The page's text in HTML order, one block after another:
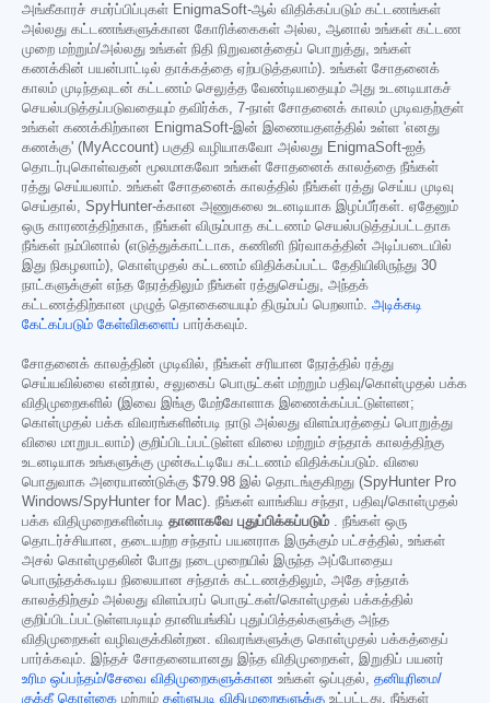
அங்கீகாரச் சமர்ப்பிப்புகள் EnigmaSoft-ஆல் விதிக்கப்படும் கட்டணங்கள்
அல்லது கட்டணங்களுக்கான கோரிக்கைகள் அல்ல, ஆனால் உங்கள் கட்டண
முறை மற்றும்/அல்லது உங்கள் நிதி நிறுவனத்தைப் பொறுத்து, உங்கள்
கணக்கின் பயன்பாட்டில் தாக்கத்தை ஏற்படுத்தலாம்). உங்கள் சோதனைக்
காலம் முடிந்தவுடன் கட்டணம் செலுத்த வேண்டியதையும் அது உடனடியாகச்
செயல்படுத்தப்படுவதையும் தவிர்க்க, 7-நாள் சோதனைக் காலம் முடிவதற்குள்
உங்கள் கணக்கிற்கான EnigmaSoft-இன் இணையதளத்தில் உள்ள 'எனது
கணக்கு' (MyAccount) பகுதி வழியாகவோ அல்லது EnigmaSoft-ஐத்
தொடர்புகொள்வதன் மூலமாகவோ உங்கள் சோதனைக் காலத்தை நீங்கள்
ரத்து செய்யலாம். உங்கள் சோதனைக் காலத்தில் நீங்கள் ரத்து செய்ய முடிவு
செய்தால், SpyHunter-க்கான அணுகலை உடனடியாக இழப்பீர்கள். ஏதேனும்
ஒரு காரணத்திற்காக, நீங்கள் விரும்பாத கட்டணம் செயல்படுத்தப்பட்டதாக
நீங்கள் நம்பினால் (எடுத்துக்காட்டாக, கணினி நிர்வாகத்தின் அடிப்படையில்
இது நிகழலாம்), கொள்முதல் கட்டணம் விதிக்கப்பட்ட தேதியிலிருந்து 30
நாட்களுக்குள் எந்த நேரத்திலும் நீங்கள் ரத்துசெய்து, அந்தக்
கட்டணத்திற்கான முழுத் தொகையையும் திரும்பப் பெறலாம். அடிக்கடி
கேட்கப்படும் கேள்விகளைப் பார்க்கவும்.
சோதனைக் காலத்தின் முடிவில், நீங்கள் சரியான நேரத்தில் ரத்து
செய்யவில்லை என்றால், சலுகைப் பொருட்கள் மற்றும் பதிவு/கொள்முதல் பக்க
விதிமுறைகளில் (இவை இங்கு மேற்கோளாக இணைக்கப்பட்டுள்ளன;
கொள்முதல் பக்க விவரங்களின்படி நாடு அல்லது விளம்பரத்தைப் பொறுத்து
விலை மாறுபடலாம்) குறிப்பிடப்பட்டுள்ள விலை மற்றும் சந்தாக் காலத்திற்கு
உடனடியாக உங்களுக்கு முன்கூட்டியே கட்டணம் விதிக்கப்படும். விலை
பொதுவாக அரையாண்டுக்கு $79.98 இல் தொடங்குகிறது (SpyHunter Pro
Windows/SpyHunter for Mac). நீங்கள் வாங்கிய சந்தா, பதிவு/கொள்முதல்
பக்க விதிமுறைகளின்படி தானாகவே புதுப்பிக்கப்படும் . நீங்கள் ஒரு
தொடர்ச்சியான, தடையற்ற சந்தாப் பயனராக இருக்கும் பட்சத்தில், உங்கள்
அசல் கொள்முதலின் போது நடைமுறையில் இருந்த அப்போதைய
பொருந்தக்கூடிய நிலையான சந்தாக் கட்டணத்திலும், அதே சந்தாக்
காலத்திற்கும் அல்லது விளம்பரப் பொருட்கள்/கொள்முதல் பக்கத்தில்
குறிப்பிடப்பட்டுள்ளபடியும் தானியங்கிப் புதுப்பித்தல்களுக்கு அந்த
விதிமுறைகள் வழிவகுக்கின்றன. விவரங்களுக்கு கொள்முதல் பக்கத்தைப்
பார்க்கவும். இந்தச் சோதனையானது இந்த விதிமுறைகள், இறுதிப் பயனர்
உரிம ஒப்பந்தம்/சேவை விதிமுறைகளுக்கான உங்கள் ஒப்புதல், தனியுரிமை/
குக்கீ கொள்கை மற்றும் தள்ளுபடி விதிமுறைகளுக்கு உட்பட்டது. நீங்கள்